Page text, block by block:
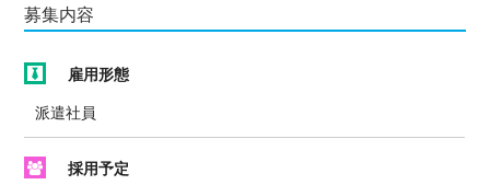
募集内容
雇用形態
派遣社員
採用予定